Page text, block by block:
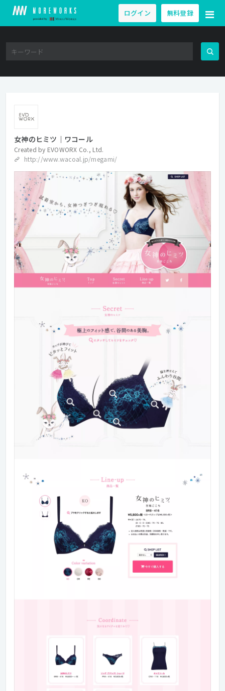
ログイン 無料登録
女神のヒミツ｜ワコール
Created by EVOWORX Co., Ltd.
http://www.wacoal.jp/megami/